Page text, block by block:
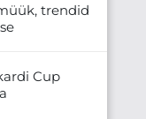
trendid
Cup